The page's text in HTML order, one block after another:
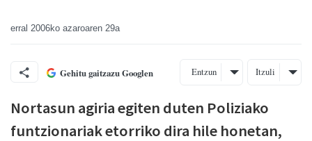
erral 2006ko azaroaren 29a
Gehitu gaitzazu Googlen Entzun Itzuli
Nortasun agiria egiten duten Poliziako
funtzionariak etorriko dira hile honetan,